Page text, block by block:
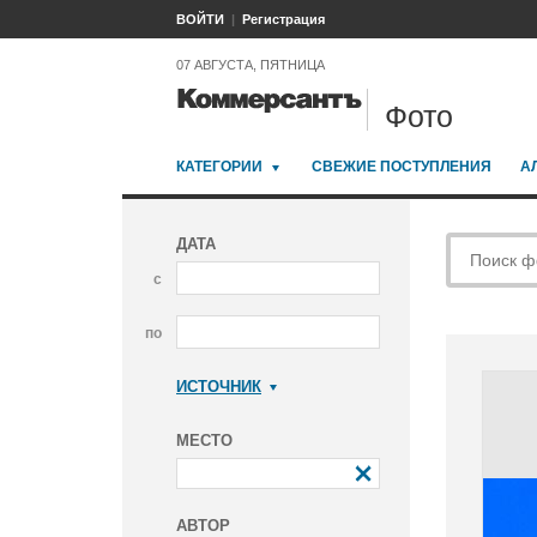
ВОЙТИ Регистрация
07 АВГУСТА, ПЯТНИЦА
Фото
КАТЕГОРИИ СВЕЖИЕ ПОСТУПЛЕНИЯ
ДАТА
с
по
ИСТОЧНИК
МЕСТО
АВТОР